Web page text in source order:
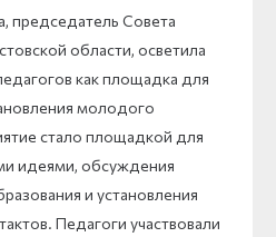
председатель Совета
области, осветила
как площадка для
молодого
стало площадкой для
идеями, обсуждения
и установления
Педагоги участвовали